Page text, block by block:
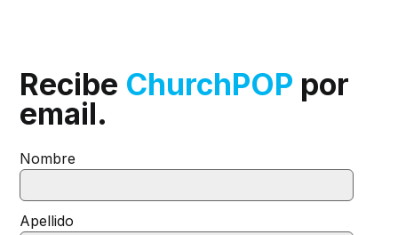
Recibe ChurchPOP por
email.
Nombre
Apellido